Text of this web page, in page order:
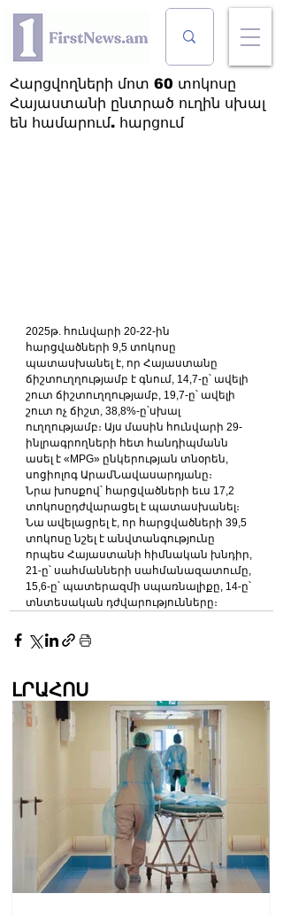
Հարցվողների մոտ 60 տոկոսը
Հայաստանի ընտրած ուղին սխալ
են համարում. հարցում
2025թ. հունվարի 20-22-ին
հարցվածների 9,5 տոկոսը
պատասխանել է, որ Հայաստանը
ճիշտուղղությամբ է գնում, 14,7-ը՝ ավելի
շուտ ճիշտուղղությամբ, 19,7-ը՝ ավելի
շուտ ոչ ճիշտ, 38,8%-ը՝սխալ
ուղղությամբ։ Այս մասին հունվարի 29-
ինլրագրողների հետ հանդիպմանն
ասել է «MPG» ընկերության տնօրեն,
սոցիոլոգ ԱրամՆավասարդյանը։
Նրա խոսքով՝ հարցվածների եւս 17,2
տոկոսըդժվարացել է պատասխանել։
Նա ավելացրել է, որ հարցվածների 39,5
տոկոսը նշել է անվտանգությունը
որպես Հայաստանի հիմնական խնդիր,
21-ը՝ սահմանների սահմանազատումը,
15,6-ը՝ պատերազմի սպառնալիքը, 14-ը՝
տնտեսական դժվարությունները։
ԼՐԱՀՈՍ